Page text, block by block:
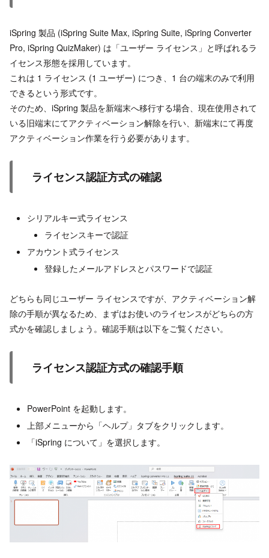
iSpring 製品 (iSpring Suite Max, iSpring Suite, iSpring Converter
Pro, iSpring QuizMaker) は「ユーザー ライセンス」と呼ばれるラ
イセンス形態を採用しています。
これは 1 ライセンス (1 ユーザー) につき、1 台の端末のみで利用
できるという形式です。
そのため、iSpring 製品を新端末へ移行する場合、現在使用されて
いる旧端末にてアクティベーション解除を行い、新端末にて再度
アクティベーション作業を行う必要があります。
ライセンス認証方式の確認
シリアルキー式ライセンス
ライセンスキーで認証
アカウント式ライセンス
登録したメールアドレスとパスワードで認証
どちらも同じユーザー ライセンスですが、アクティベーション解
除の手順が異なるため、まずはお使いのライセンスがどちらの方
式かを確認しましょう。確認手順は以下をご覧ください。
ライセンス認証方式の確認手順
PowerPoint を起動します。
上部メニューから「ヘルプ」タブをクリックします。
「iSpring について」を選択します。